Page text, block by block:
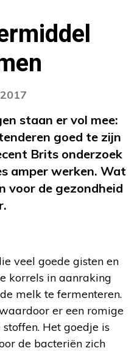
staan er vol mee:
goed te zijn
Brits onderzoek
amper werken. Wat
voor de gezondheid
veel goede gisten en
korrels in aanraking
melk te fermenteren.
er een romige
Het goedje is
de bacteriën zich